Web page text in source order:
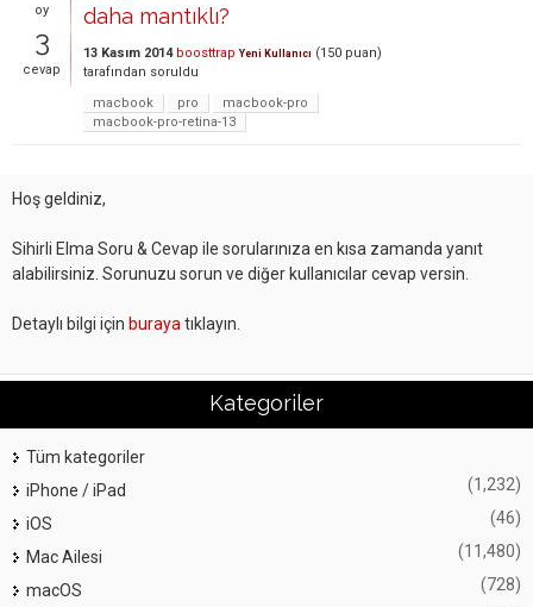
oy
3
cevap
daha mantıklı?
13 Kasım 2014 boosttrap Yeni Kullanıcı (150 puan)
tarafından soruldu
macbook
pro
macbook-pro
macbook-pro-retina-13
Hoş geldiniz,
Sihirli Elma Soru & Cevap ile sorularınıza en kısa zamanda yanıt
alabilirsiniz. Sorunuzu sorun ve diğer kullanıcılar cevap versin.
Detaylı bilgi için buraya tıklayın.
Kategoriler
Tüm kategoriler
iPhone / iPad
(1,232)
iOS (46)
Mac Ailesi (11,480)
macOS (728)